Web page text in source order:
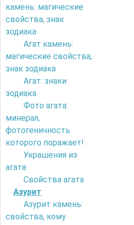
камень: магические
свойства, знак
зодиака
Агат камень:
магические свойства,
знак зодиака
Агат: знаки
зодиака
Фото агата:
минерал,
фотогеничность
которого поражает!
Украшения из
агата
Свойства агата
Азурит
Азурит камень:
свойства, кому